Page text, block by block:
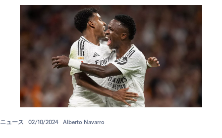
ニュース 02/10/2024 Alberto Navarro